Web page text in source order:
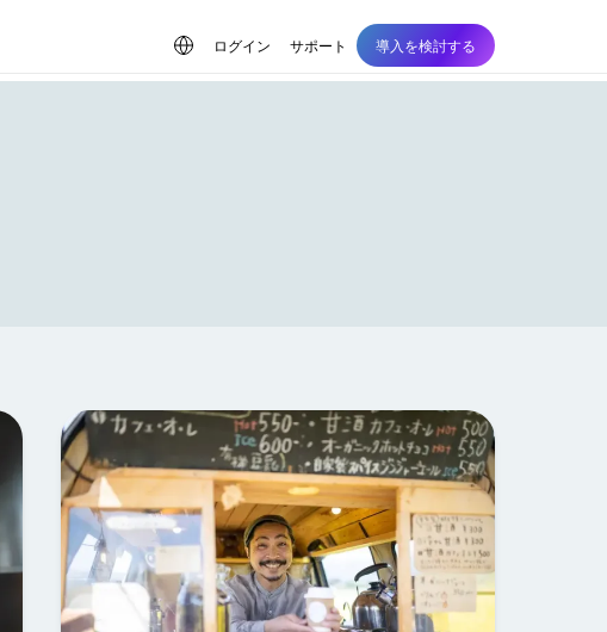
ログイン サポート 導入を検討する